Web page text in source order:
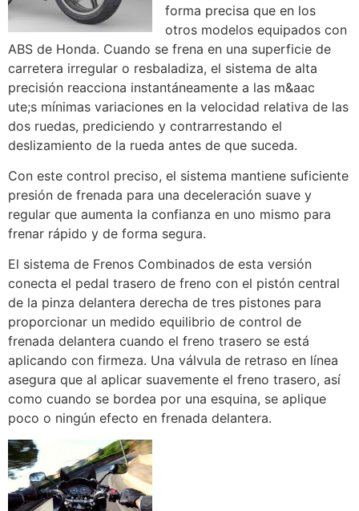
forma precisa que en los
otros modelos equipados con
ABS de Honda. Cuando se frena en una superficie de
carretera irregular o resbaladiza, el sistema de alta
precisión reacciona instantáneamente a las m&aac
ute;s mínimas variaciones en la velocidad relativa de las
dos ruedas, prediciendo y contrarrestando el
deslizamiento de la rueda antes de que suceda.
Con este control preciso, el sistema mantiene suficiente
presión de frenada para una deceleración suave y
regular que aumenta la confianza en uno mismo para
frenar rápido y de forma segura.
El sistema de Frenos Combinados de esta versión
conecta el pedal trasero de freno con el pistón central
de la pinza delantera derecha de tres pistones para
proporcionar un medido equilibrio de control de
frenada delantera cuando el freno trasero se está
aplicando con firmeza. Una válvula de retraso en línea
asegura que al aplicar suavemente el freno trasero, así
como cuando se bordea por una esquina, se aplique
poco o ningún efecto en frenada delantera.